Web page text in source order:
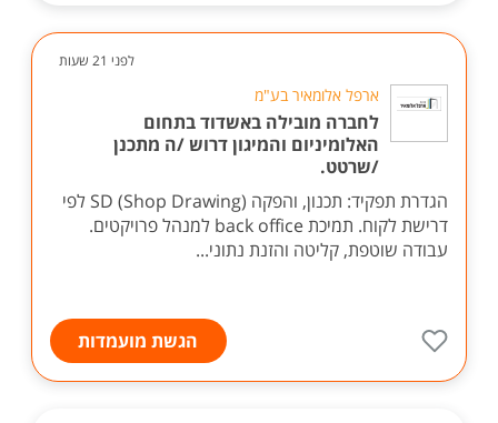
לפני 21 שעות
ארפל אלומאיר בע"מ
לחברה מובילה באשדוד בתחום
האלומיניום והמיגון דרוש /ה מתכנן
/שרטט.
הגדרת תפקיד: תכנון, והפקה SD (Shop Drawing) לפי
דרישת לקוח. תמיכת back office למנהל פרויקטים.
עבודה שוטפת, קליטה והזנת נתוני...
הגשת מועמדות